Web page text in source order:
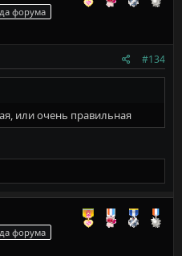
форума
#134
или очень правильная
форума